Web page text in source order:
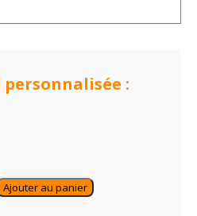
:
Ajouter au panier